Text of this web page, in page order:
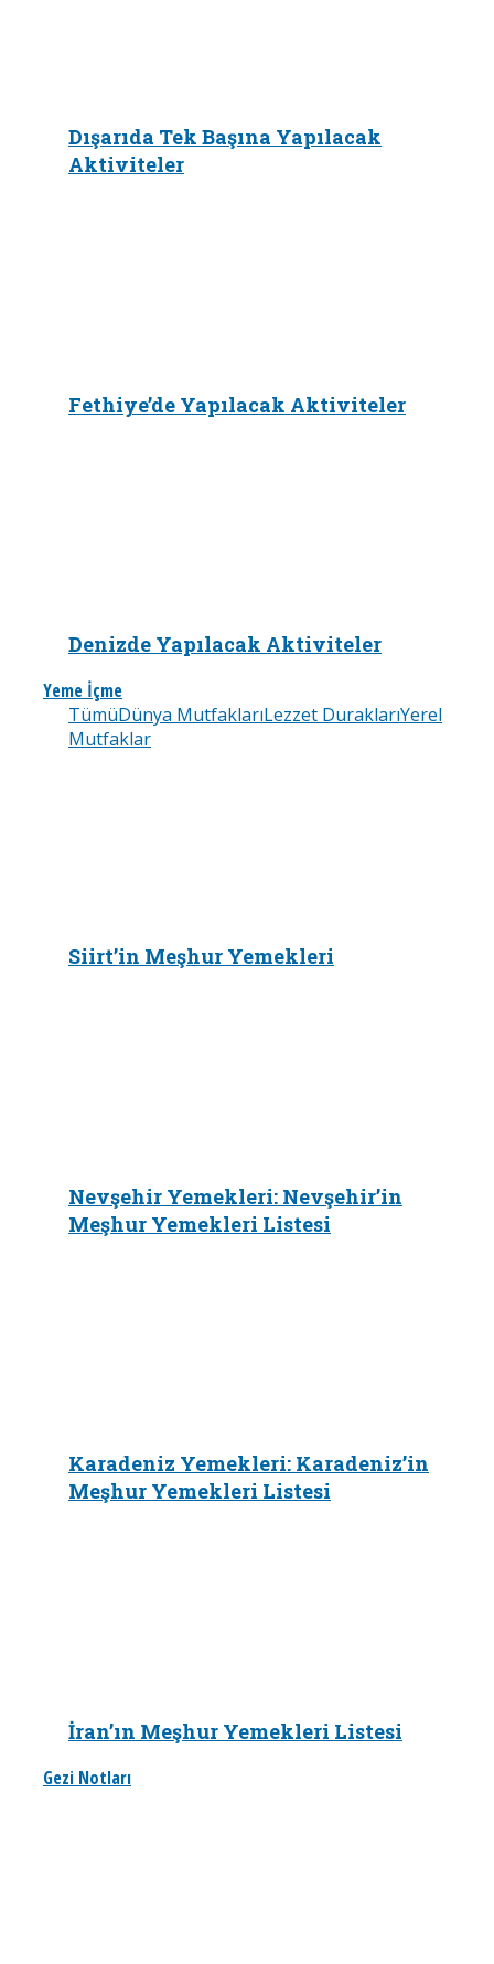
Dışarıda Tek Başına Yapılacak
Aktiviteler
Fethiye’de Yapılacak Aktiviteler
Denizde Yapılacak Aktiviteler
Yeme İçme
TümüDünya MutfaklarıLezzet DuraklarıYerel
Mutfaklar
Siirt’in Meşhur Yemekleri
Nevşehir Yemekleri: Nevşehir’in
Meşhur Yemekleri Listesi
Karadeniz Yemekleri: Karadeniz’in
Meşhur Yemekleri Listesi
İran’ın Meşhur Yemekleri Listesi
Gezi Notları